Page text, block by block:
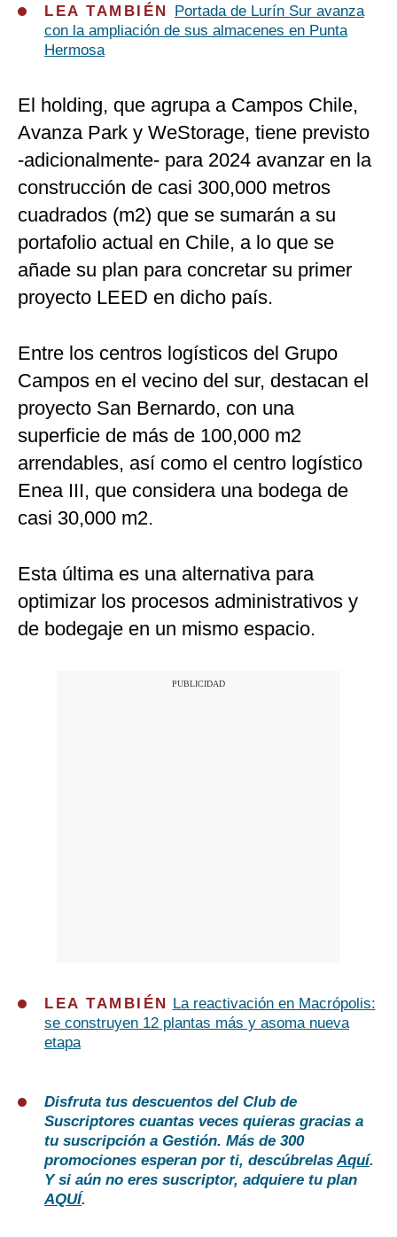
LEA TAMBIÉN
Portada de Lurín Sur avanza
con la ampliación de sus almacenes en Punta
Hermosa
El holding, que agrupa a Campos Chile,
Avanza Park y WeStorage, tiene previsto
-adicionalmente- para 2024 avanzar en la
construcción de casi 300,000 metros
cuadrados (m2) que se sumarán a su
portafolio actual en Chile, a lo que se
añade su plan para concretar su primer
proyecto LEED en dicho país.
Entre los centros logísticos del Grupo
Campos en el vecino del sur, destacan el
proyecto San Bernardo, con una
superficie de más de 100,000 m2
arrendables, así como el centro logístico
Enea III, que considera una bodega de
casi 30,000 m2.
Esta última es una alternativa para
optimizar los procesos administrativos y
de bodegaje en un mismo espacio.
LEA TAMBIÉN
La reactivación en Macrópolis:
se construyen 12 plantas más y asoma nueva
etapa
Disfruta tus descuentos del Club de
Suscriptores cuantas veces quieras gracias a
tu suscripción a Gestión. Más de 300
promociones esperan por ti, descúbrelasAquí.
Y si aún no eres suscriptor, adquiere tu plan
AQUÍ.